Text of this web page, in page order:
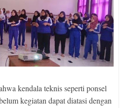
kendala teknis seperti ponsel
kegiatan dapat diatasi dengan